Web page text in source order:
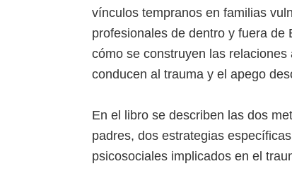
vínculos tempranos en familias
profesionales de dentro y fuera
cómo se construyen las
conducen al trauma y el apego
En el libro se describen las dos
padres, dos estrategias
psicosociales implicados en el